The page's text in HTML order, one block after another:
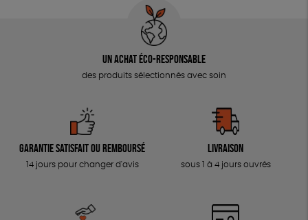
Un achat éco-responsable
des produits sélectionnés avec soin
Garantie satisfait ou remboursé
14 jours pour changer d'avis
Livraison
sous 1 à 4 jours ouvrés